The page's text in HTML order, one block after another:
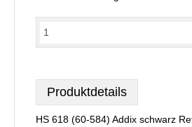
Produktdetails
HS 618 (60-584) Addix schwarz